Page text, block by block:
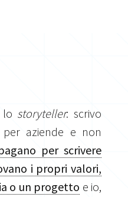
storyteller: scrivo
aziende e non
per scrivere
i propri valori,
o un progetto e io,